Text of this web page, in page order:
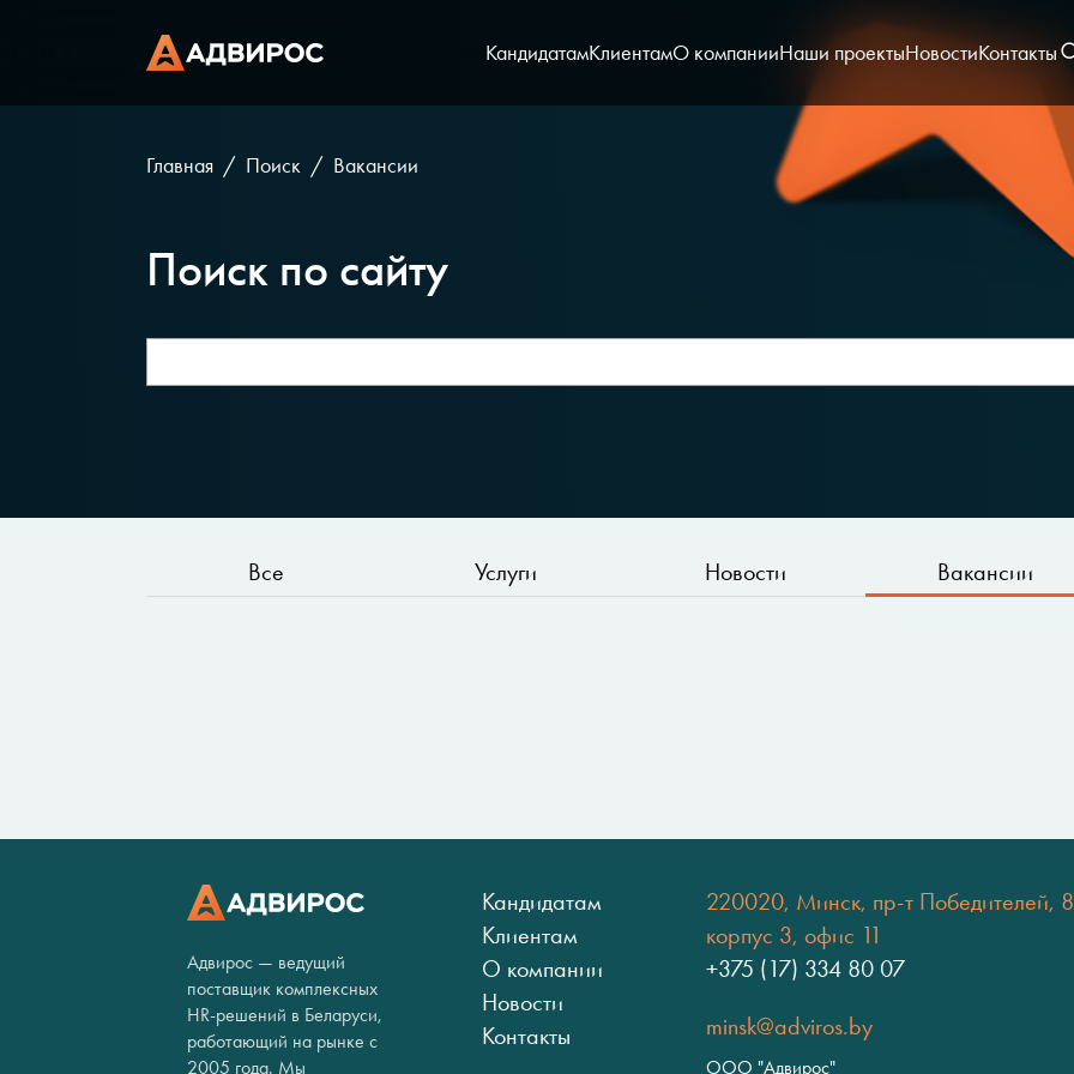
КандидатамКлиентамО компанииНаши проектыНовостиКонтакты
Главная Поиск Вакансии
Поиск по сайту
Все Услуги Новости Вакансии
Адвирос — ведущий
поставщик комплексных
HR-решений в Беларуси,
работающий на рынке с
2005 года. Мы
Кандидатам
Клиентам
О компании
Новости
Контакты
220020, Минск, пр-т Победителей,
корпус 3, офис 11
+375 (17) 334 80 07
minsk@adviros.by
ООО "Адвирос"